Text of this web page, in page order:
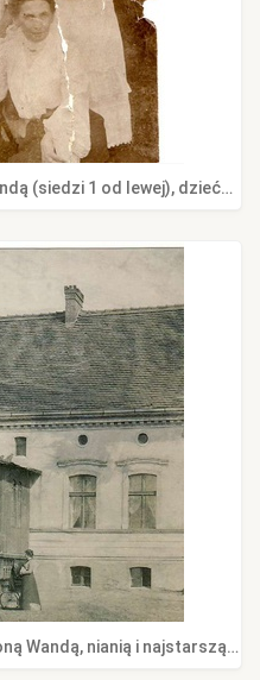
Dr Edward Hulewicz z żoną Wandą (siedzi 1 od lewej), dziećmi (od lewej) Anną, Ireną i Dzierżykrajem (na ręku u niani), siostrą żony (siedzi po prawej), 1906 r. Dom i rodzinę Hulewiczów wspomina Jadwiga Żylińska w książce "Dom którego nie ma" i we wspomnieniach z Ostrzeszowa
Przed domem dr Hulewicz z żoną Wandą, nianią i najstarszą córką Anną, wiosna 1902 r.